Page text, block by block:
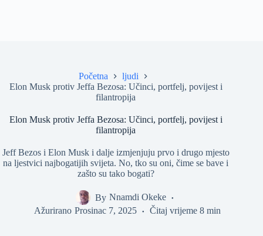
Početna
ljudi
Elon Musk protiv Jeffa Bezosa: Učinci, portfelj, povijest i
filantropija
Elon Musk protiv Jeffa Bezosa: Učinci, portfelj, povijest i
filantropija
Jeff Bezos i Elon Musk i dalje izmjenjuju prvo i drugo mjesto
na ljestvici najbogatijih svijeta. No, tko su oni, čime se bave i
zašto su tako bogati?
By Nnamdi Okeke
Ažurirano Prosinac 7, 2025 Čitaj vrijeme 8 min